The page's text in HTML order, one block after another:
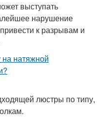
выступать
нарушение
к разрывам и
люстры по типу,